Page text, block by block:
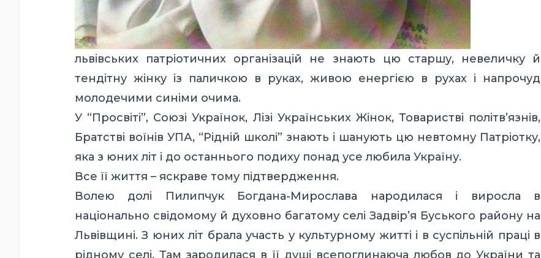
львівських патріотичних організацій не знають цю старшу, невеличку й
тендітну жінку із паличкою в руках, живою енергією в рухах і напрочуд
молодечими синіми очима.
У “Просвіті”, Союзі Українок, Лізі Українських Жінок, Товаристві політв’язнів,
Братстві воїнів УПА, “Рідній школі” знають і шанують цю невтомну Патріотку,
яка з юних літ і до останнього подиху понад усе любила Україну.
Все її життя – яскраве тому підтвердження.
Волею долі Пилипчук Богдана-Мирослава народилася і виросла в
національно свідомому й духовно багатому селі Задвір’я Буського району на
Львівщині. З юних літ брала участь у культурному житті і в суспільній праці в
рідному селі. Там зародилася в її душі всепоглинаюча любов до України та